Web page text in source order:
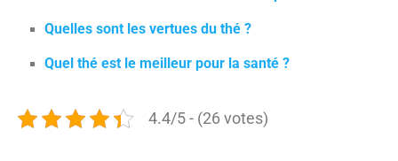
Quelles sont les vertues du thé ?
Quel thé est le meilleur pour la santé ?
4.4/5 - (26 votes)